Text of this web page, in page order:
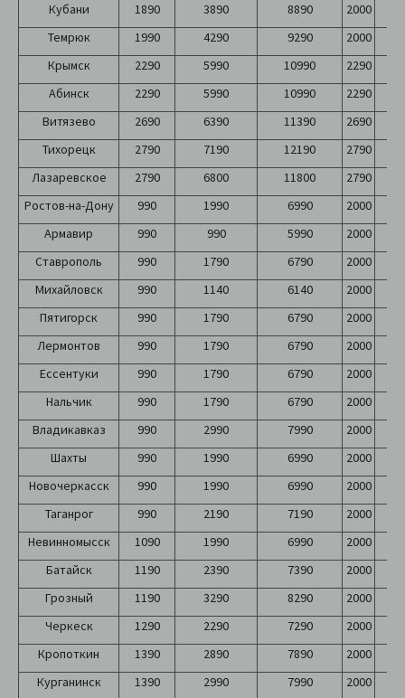
Кубани
1890 3890 8890 2000
Темрюк
1990 4290 9290 2000
Крымск
2290 5990 10990 2290
Абинск
2290 5990 10990 2290
Витязево
2690 6390 11390 2690
Тихорецк
2790 7190 12190 2790
Лазаревское
2790 6800 11800 2790
Ростов-на-Дону
990 1990 6990 2000
Армавир
990 990 5990 2000
Ставрополь
990 1790 6790 2000
Михайловск
990 1140 6140 2000
Пятигорск
990 1790 6790 2000
Лермонтов
990 1790 6790 2000
Ессентуки
990 1790 6790 2000
Нальчик
990 1790 6790 2000
Владикавказ
990 2990 7990 2000
Шахты
990 1990 6990 2000
Новочеркасск
990 1990 6990 2000
Таганрог
990 2190 7190 2000
Невинномысск
1090 1990 6990 2000
Батайск
1190 2390 7390 2000
Грозный
1190 3290 8290 2000
Черкеск
1290 2290 7290 2000
Кропоткин
1390 2890 7890 2000
Курганинск
1390 2990 7990 2000